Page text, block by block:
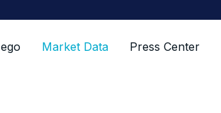
Market Data Press Center